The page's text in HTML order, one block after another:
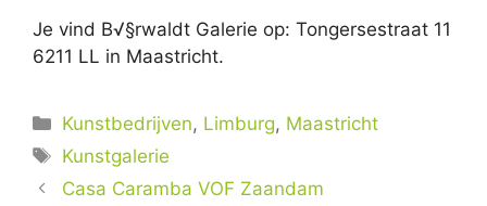
Je vind B√§rwaldt Galerie op: Tongersestraat 11
6211 LL in Maastricht.
Categorieën
Kunstbedrijven, Limburg, Maastricht
Tags
Kunstgalerie
Casa Caramba VOF Zaandam